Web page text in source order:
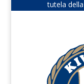
tutela